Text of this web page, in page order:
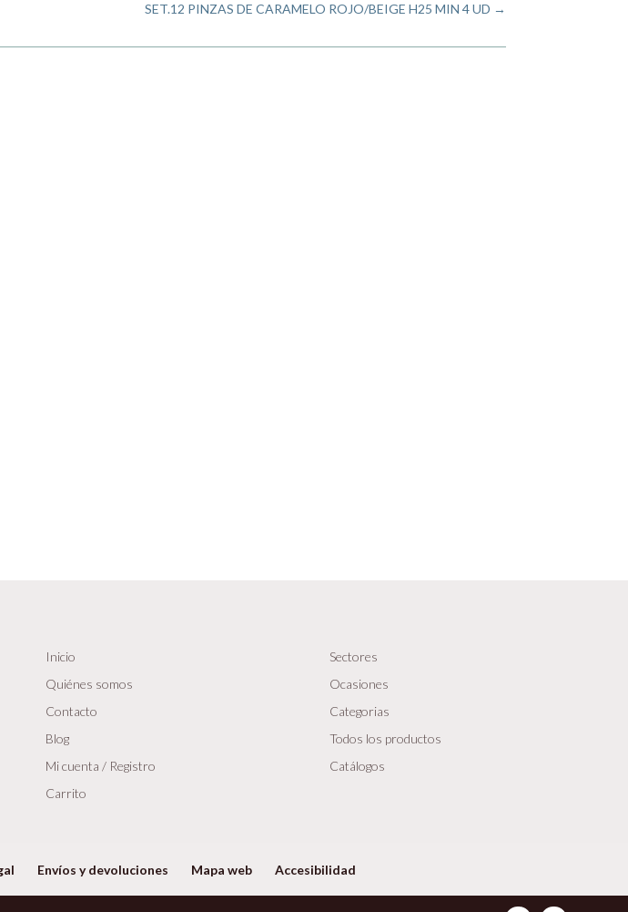
SET.12 PINZAS DE CARAMELO ROJO/BEIGE H25 MIN 4 UD →
Inicio
Quiénes somos
Contacto
Blog
Mi cuenta / Registro
Carrito
Sectores
Ocasiones
Categorias
Todos los productos
Catálogos
Envíos y devoluciones Mapa web Accesibilidad